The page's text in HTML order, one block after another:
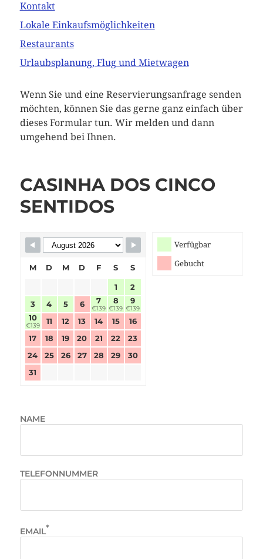
Kontakt
Lokale Einkaufsmöglichkeiten
Restaurants
Urlaubsplanung, Flug und Mietwagen
Wenn Sie und eine Reservierungsanfrage senden
möchten, können Sie das gerne ganz einfach über
dieses Formular tun. Wir melden und dann
umgehend bei Ihnen.
Skip Booking Form
CASINHA DOS CINCO
SENTIDOS
Verfügbar
Gebucht
M D M D F S S
1
2
3
4 5 6 7
€139
8
€139
9
€139
10
€139 11 12 13 14 15
16
17
18 19 20 21 22
23
24
25 26 27 28 29
30
31
NAME
TELEFONNUMMER
EMAIL*